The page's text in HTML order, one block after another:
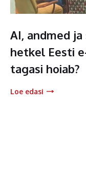
AI, andmed
hetkel Eesti
tagasi hoiab?
Loe edasi